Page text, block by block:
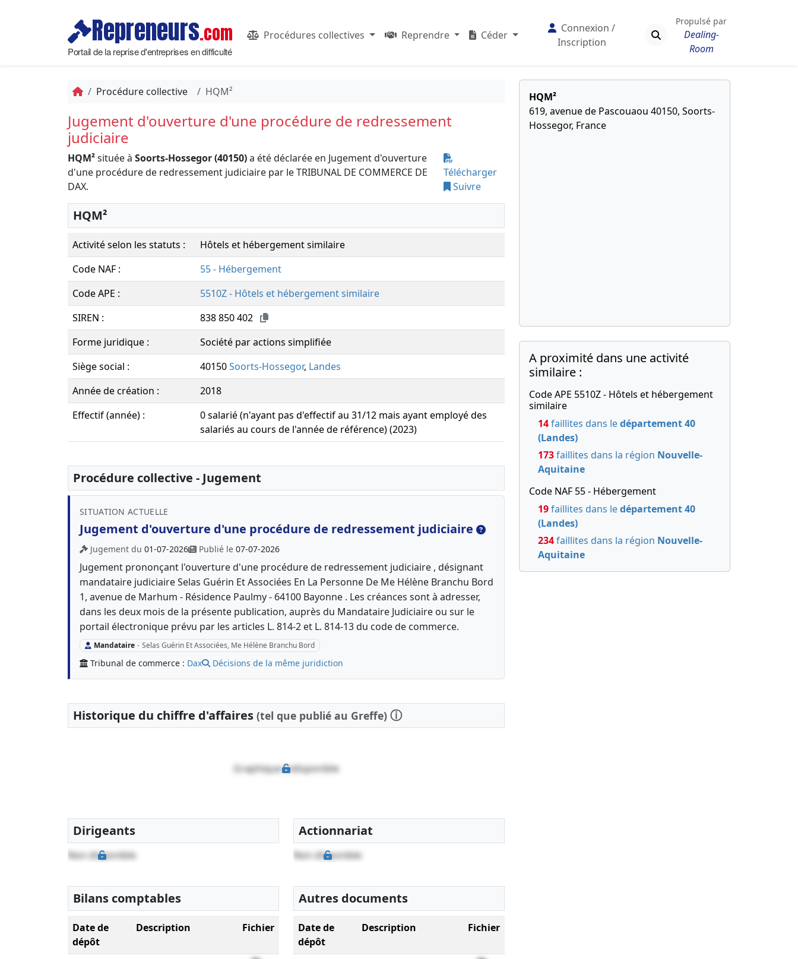
Repreneurs.com
Portail de la reprise d'entreprises en difficulté
Procédures collectives Reprendre Céder
Connexion /
Inscription
Propulsé par
Dealing-
Room
Procédure collective HQM²
Jugement d'ouverture d'une procédure de redressement
judiciaire
HQM²située à Soorts-Hossegor (40150)a été déclarée en Jugement d'ouverture
d'une procédure de redressement judiciaire par le TRIBUNAL DE COMMERCE DE
DAX.
Télécharger
Suivre
HQM²
Activité selon les statuts :
Hôtels et hébergement similaire
Code NAF :
55 - Hébergement
Code APE :
5510Z - Hôtels et hébergement similaire
SIREN :
838 850 402
Forme juridique :
Société par actions simplifiée
Siège social :
40150Soorts-Hossegor, Landes
Année de création :
2018
Effectif (année) :
0 salarié (n'ayant pas d'effectif au 31/12 mais ayant employé des
salariés au cours de l'année de référence) (2023)
Procédure collective - Jugement
SITUATION ACTUELLE
Jugement d'ouverture d'une procédure de redressement judiciaire
Jugement du 01-07-2026 Publié le 07-07-2026
Jugement prononçant l'ouverture d'une procédure de redressement judiciaire , désignant
mandataire judiciaire Selas Guérin Et Associées En La Personne De Me Hélène Branchu Bord
1, avenue de Marhum - Résidence Paulmy - 64100 Bayonne . Les créances sont à adresser,
dans les deux mois de la présente publication, auprès du Mandataire Judiciaire ou sur le
portail électronique prévu par les articles L. 814-2 et L. 814-13 du code de commerce.
Mandataire - Selas Guérin Et Associées, Me Hélène Branchu Bord
Tribunal de commerce : Dax Décisions de la même juridiction
Historique du chiffre d'affaires (tel que publié au Greffe) ⓘ
Graphique indisponible
Dirigeants
Non disponible
Actionnariat
Non disponible
Bilans comptables
Date de
dépôt
Description Fichier
Autres documents
Date de
dépôt
Description Fichier
HQM²
619, avenue de Pascouaou 40150, Soorts-
Hossegor, France
A proximité dans une activité
similaire :
Code APE 5510Z - Hôtels et hébergement
similaire
14faillites dans ledépartement 40
(Landes)
173faillites dans la région Nouvelle-
Aquitaine
Code NAF 55 - Hébergement
19faillites dans ledépartement 40
(Landes)
234faillites dans la région Nouvelle-
Aquitaine